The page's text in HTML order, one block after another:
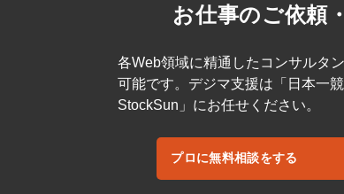
お仕事のご依頼
各Web領域に精通したコンサルタ
可能です。デジマ支援は「日本一
StockSun」にお任せください。
プロに無料相談をする